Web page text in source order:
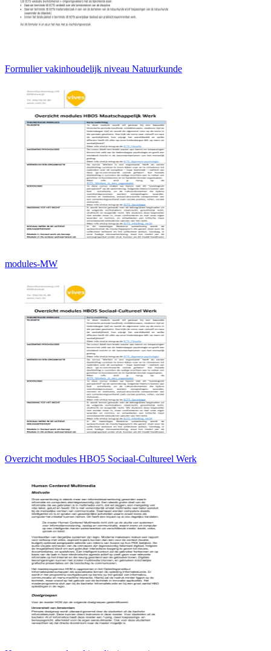
Formulier vakinhoudelijk niveau Natuurkunde
modules-MW
Overzicht modules HBO5 Sociaal-Cultureel Werk